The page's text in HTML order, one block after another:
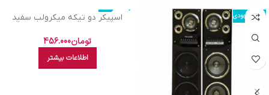
اتمام موجودی اتمام موجودی
اسپيکر دو تيکه ميکرولب سفید
تومان456.000
اطلاعات بیشتر